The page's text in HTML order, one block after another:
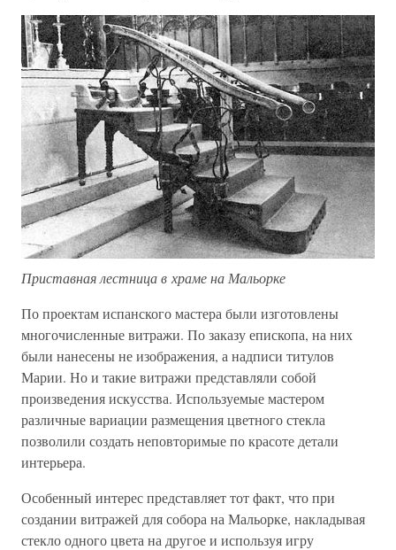
Приставная лестница в храме на Мальорке
По проектам испанского мастера были изготовлены
многочисленные витражи. По заказу епископа, на них
были нанесены не изображения, а надписи титулов
Марии. Но и такие витражи представляли собой
произведения искусства. Используемые мастером
различные вариации размещения цветного стекла
позволили создать неповторимые по красоте детали
интерьера.
Особенный интерес представляет тот факт, что при
создании витражей для собора на Мальорке, накладывая
стекло одного цвета на другое и используя игру